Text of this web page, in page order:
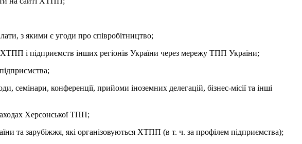
з якими є угоди про співробітництво;
і підприємств інших регіонів України через мережу ТПП України;
семінари, конференції, прийоми іноземних делегацій, бізнес-місії та інші
Херсонської ТПП;
та зарубіжжя, які організовуються ХТПП (в т. ч. за профілем підприємства);